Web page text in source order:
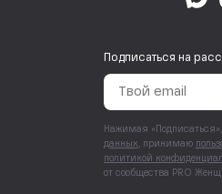
Подписаться на
Нажимая
данных , принимаю
политикой
от сообщества PRO